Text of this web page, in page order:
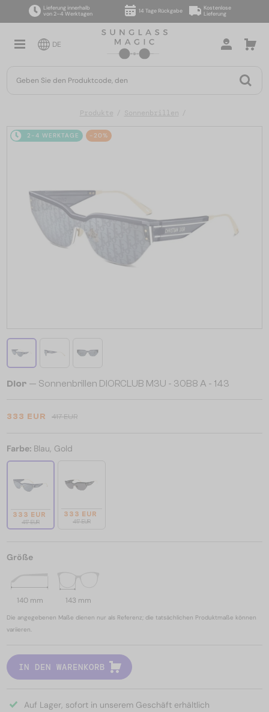
Lieferung innerhalb
von 2–4 Werktagen
14 Tage Rückgabe
Kostenlose
Lieferung
DE
Produkte Sonnenbrillen
2-4 WERKTAGE -20%
Dior — Sonnenbrillen DIORCLUB M3U - 30B8 A - 143
333 EUR 417 EUR
Farbe: Blau, Gold
333 EUR
417 EUR
333 EUR
417 EUR
Größe
140 mm 143 mm
Die angegebenen Maße dienen nur als Referenz; die tatsächlichen Produktmaße können
variieren.
IN DEN WARENKORB
Auf Lager, sofort in unserem Geschäft erhältlich